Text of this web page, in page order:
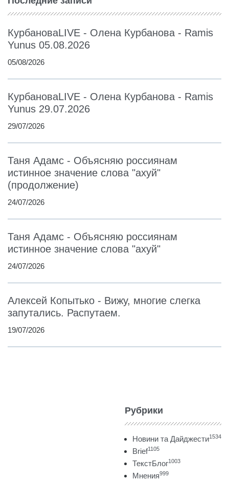
КурбановаLIVE - Олена Курбанова - Ramis
Yunus 05.08.2026
05/08/2026
КурбановаLIVE - Олена Курбанова - Ramis
Yunus 29.07.2026
29/07/2026
Таня Адамс - Объясняю россиянам
истинное значение слова "ахуй"
(продолжение)
24/07/2026
Таня Адамс - Объясняю россиянам
истинное значение слова "ахуй"
24/07/2026
Алексей Копытько - Вижу, многие слегка
запутались. Распутаем.
19/07/2026
Рубрики
Новини та Дайджести1534
Brief1105
ТекстБлог1003
Мнения999